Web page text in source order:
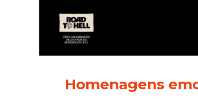
Homenagens